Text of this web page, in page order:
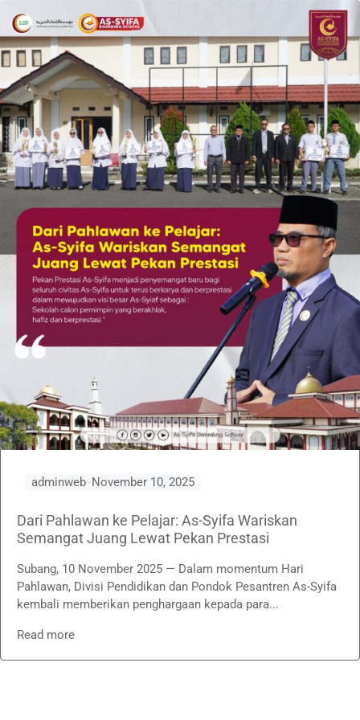
adminweb November 10, 2025
Dari Pahlawan ke Pelajar: As-Syifa Wariskan
Semangat Juang Lewat Pekan Prestasi
Subang, 10 November 2025 — Dalam momentum Hari
Pahlawan, Divisi Pendidikan dan Pondok Pesantren As-Syifa
kembali memberikan penghargaan kepada para...
Read more